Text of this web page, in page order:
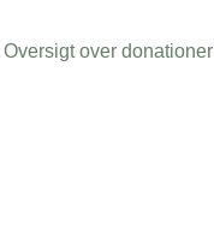
Oversigt over donationer